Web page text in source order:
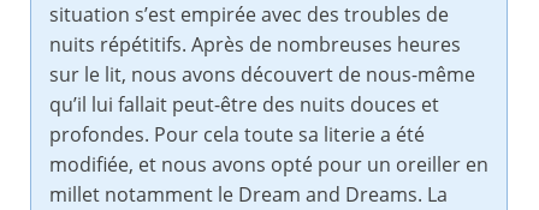
situation s’est empirée avec des troubles de
nuits répétitifs. Après de nombreuses heures
sur le lit, nous avons découvert de nous-même
qu’il lui fallait peut-être des nuits douces et
profondes. Pour cela toute sa literie a été
modifiée, et nous avons opté pour un oreiller en
millet notamment le Dream and Dreams. La